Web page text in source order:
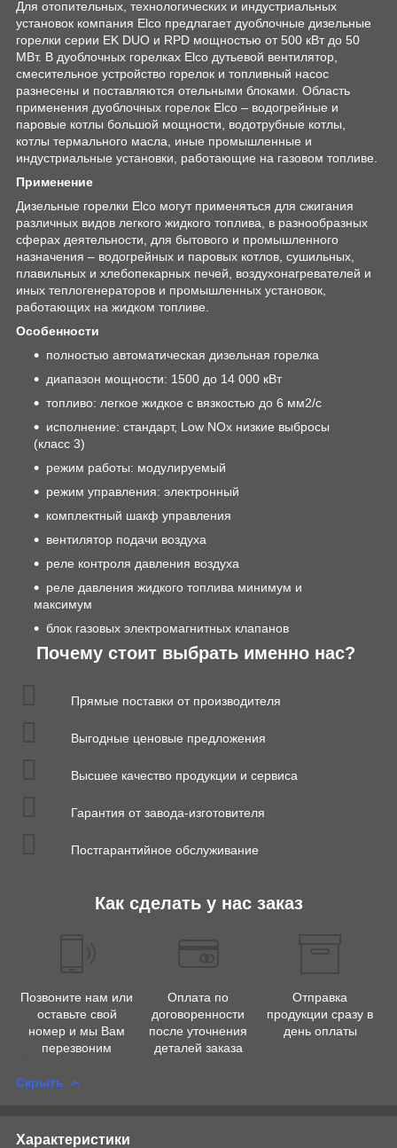
Для отопительных, технологических и индустриальных
установок компания Elco предлагает дуоблочные дизельные
горелки серии EK DUO и RPD мощностью от 500 кВт до 50
МВт. В дуоблочных горелках Elco дутьевой вентилятор,
смесительное устройство горелок и топливный насос
разнесены и поставляются отельными блоками. Область
применения дуоблочных горелок Elco – водогрейные и
паровые котлы большой мощности, водотрубные котлы,
котлы термального масла, иные промышленные и
индустриальные установки, работающие на газовом топливе.
Применение
Дизельные горелки Elco могут применяться для сжигания
различных видов легкого жидкого топлива, в разнообразных
сферах деятельности, для бытового и промышленного
назначения – водогрейных и паровых котлов, сушильных,
плавильных и хлебопекарных печей, воздухонагревателей и
иных теплогенераторов и промышленных установок,
работающих на жидком топливе.
Особенности
полностью автоматическая дизельная горелка
диапазон мощности: 1500 до 14 000 кВт
топливо: легкое жидкое с вязкостью до 6 мм2/с
исполнение: стандарт, Low NOx низкие выбросы
(класс 3)
режим работы: модулируемый
режим управления: электронный
комплектный шакф управления
вентилятор подачи воздуха
реле контроля давления воздуха
реле давления жидкого топлива минимум и
максимум
блок газовых электромагнитных клапанов
Почему стоит выбрать именно нас?
Прямые поставки от производителя
Выгодные ценовые предложения
Высшее качество продукции и сервиса
Гарантия от завода-изготовителя
Постгарантийное обслуживание
Как сделать у нас заказ
Позвоните нам или
оставьте свой
номер и мы Вам
перезвоним
Оплата по
договоренности
после уточнения
деталей заказа
Отправка
продукции сразу в
день оплаты
Скрыть
Характеристики